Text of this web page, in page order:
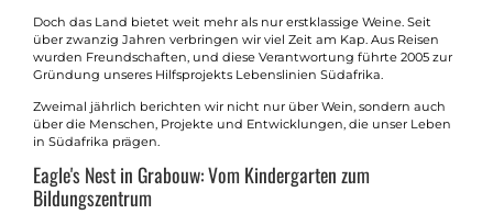
Doch das Land bietet weit mehr als nur erstklassige Weine. Seit
über zwanzig Jahren verbringen wir viel Zeit am Kap. Aus Reisen
wurden Freundschaften, und diese Verantwortung führte 2005 zur
Gründung unseres Hilfsprojekts Lebenslinien Südafrika.
Zweimal jährlich berichten wir nicht nur über Wein, sondern auch
über die Menschen, Projekte und Entwicklungen, die unser Leben
in Südafrika prägen.
Eagle's Nest in Grabouw: Vom Kindergarten zum
Bildungszentrum